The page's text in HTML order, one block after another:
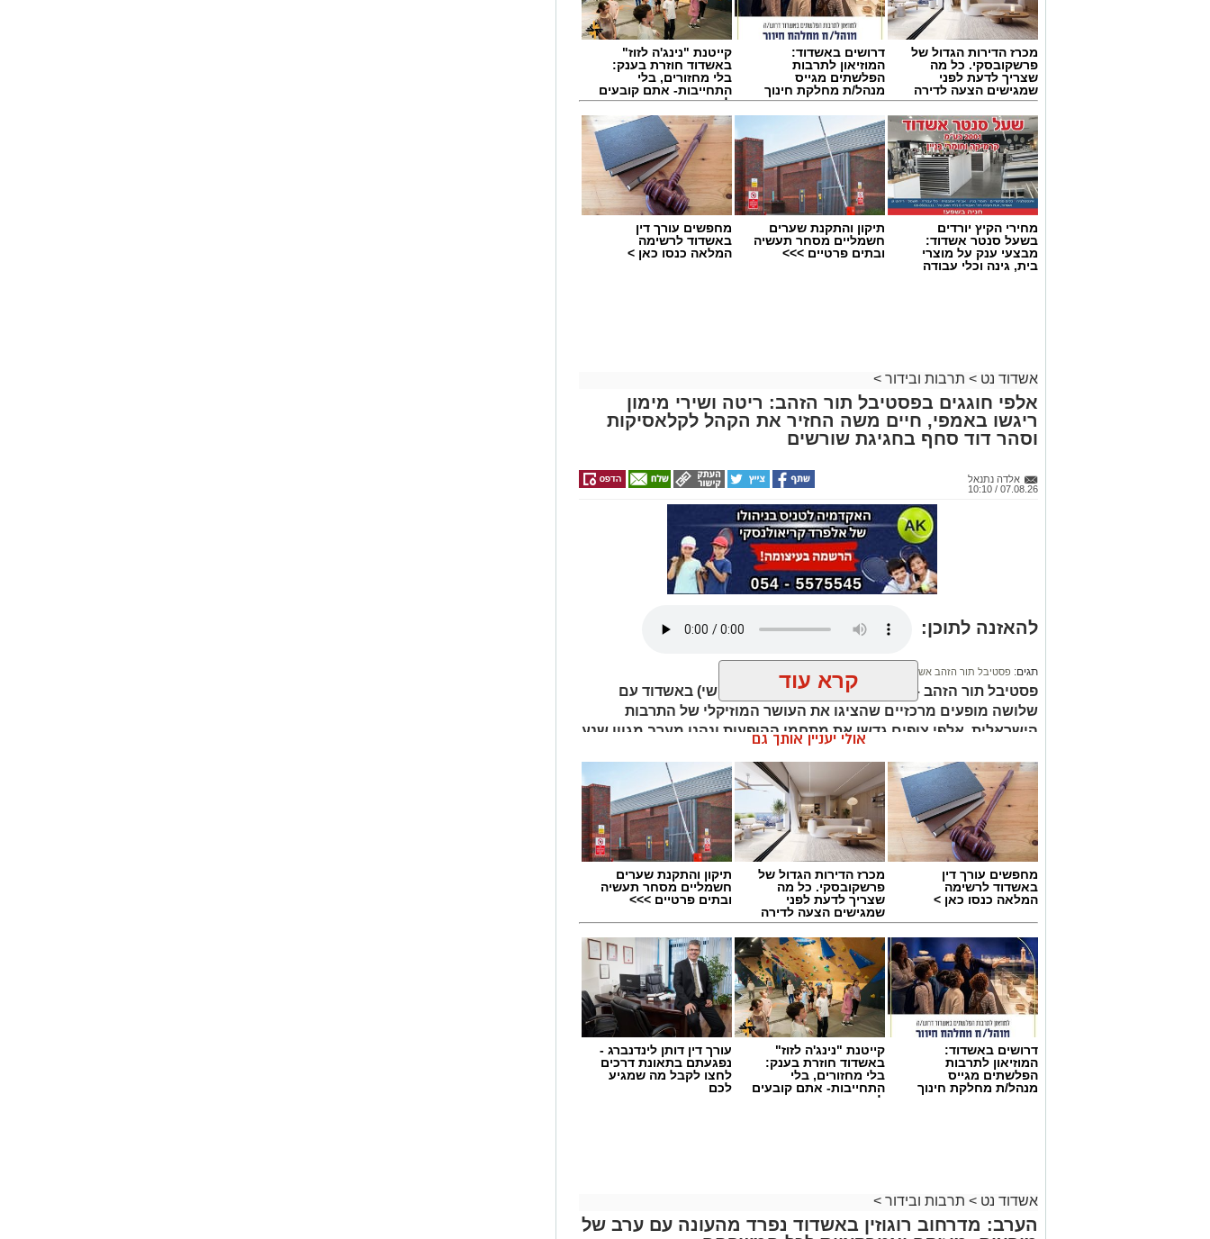
מכרז הדירות הגדול של
פרשקובסקי. כל מה
שצריך לדעת לפני
שמגישים הצעה לדירה
באשדוד
דרושים באשדוד:
המוזיאון לתרבות
הפלשתים מגייס
מנהל/ת מחלקת חינוך
קייטנת "נינג'ה לזוז"
באשדוד חוזרת בענק:
בלי מחזורים, בלי
התחייבות- אתם קובעים
לכמה ואיזה ימים
להירשם!
מחירי הקיץ יורדים
בשעל סנטר אשדוד:
מבצעי ענק על מוצרי
בית, גינה וכלי עבודה
תיקון והתקנת שערים
חשמליים מסחר תעשיה
ובתים פרטיים >>>
מחפשים עורך דין
באשדוד לרשימה
המלאה כנסו כאן >
אשדוד נט > תרבות ובידור >
אלפי חוגגים בפסטיבל תור הזהב: ריטה ושירי מימון
ריגשו באמפי, חיים משה החזיר את הקהל לקלאסיקות
וסהר דוד סחף בחגיגת שורשים
אלדה נתנאל
07.08.26 / 10:10
להאזנה לתוכן:
תגים: פסטיבל תור הזהב אשדוד
פסטיבל תור הזהב – תוצרת הארץ נמשך אמש (חמישי) באשדוד עם
שלושה מופעים מרכזיים שהציגו את העושר המוזיקלי של התרבות
הישראלית. אלפי צופים גדשו את מתחמי ההופעות ונהנו מערב מגוון שנע
בין הבלדות הגדולות של המוזיקה הישראלית, דרך חאפלה ים תיכונית ועד
למפגש מסקרן בין מסורות מוזיקליות מתימן ומרוקו.
מהזמרות הבולטות בישראל, שנפגשו על במה אחת בהפקת מקור מיוחדת
"עטוף ברחמים", "מחכה", "בוא", "קחי לך" ו"אני חיה לי מיום ליום", בעוד שירי מימון,
קרא עוד
אולי יעניין אותך גם
מחפשים עורך דין
באשדוד לרשימה
המלאה כנסו כאן >
מכרז הדירות הגדול של
פרשקובסקי. כל מה
שצריך לדעת לפני
שמגישים הצעה לדירה
באשדוד
תיקון והתקנת שערים
חשמליים מסחר תעשיה
ובתים פרטיים >>>
דרושים באשדוד:
המוזיאון לתרבות
הפלשתים מגייס
מנהל/ת מחלקת חינוך
קייטנת "נינג'ה לזוז"
באשדוד חוזרת בענק:
בלי מחזורים, בלי
התחייבות- אתם קובעים
לכמה ואיזה ימים
עורך דין דותן לינדנברג -
נפגעתם בתאונת דרכים
לחצו לקבל מה שמגיע
לכם
אשדוד נט > תרבות ובידור >
הערב: מדרחוב רוגוזין באשדוד נפרד מהעונה עם ערב של